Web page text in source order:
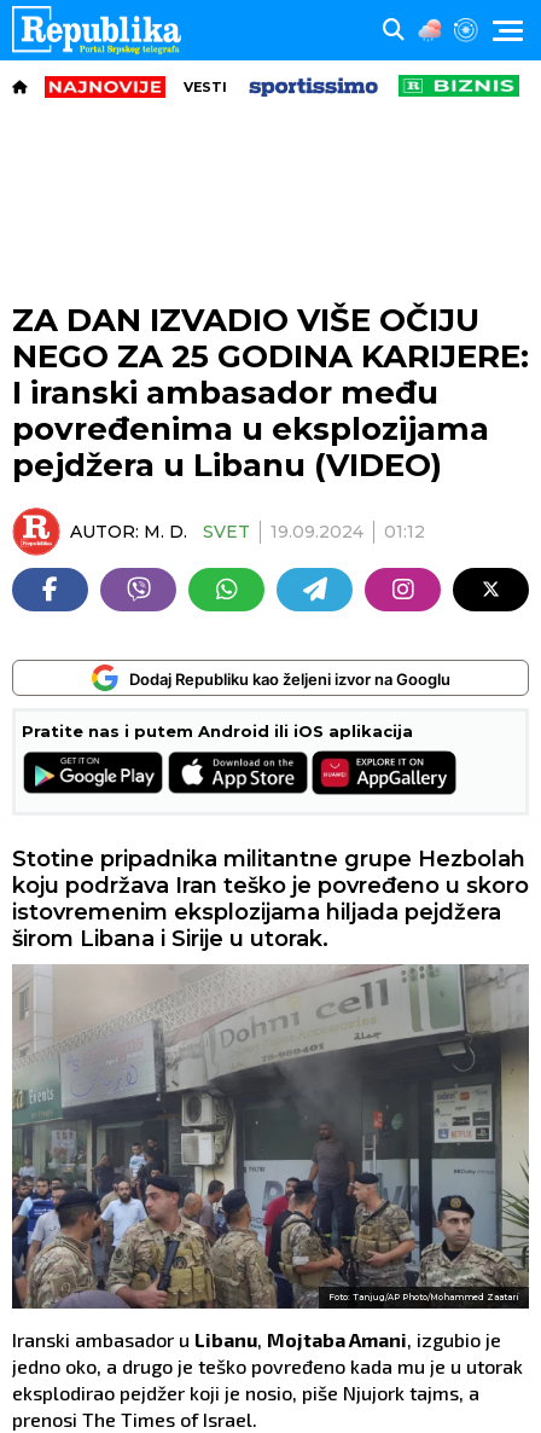
VESTI
ZA DAN IZVADIO VIŠE OČIJU
NEGO ZA 25 GODINA KARIJERE:
I iranski ambasador među
povređenima u eksplozijama
pejdžera u Libanu (VIDEO)
AUTOR: M. D. SVET 19.09.2024 01:12
Dodaj Republiku kao željeni izvor na Googlu
Pratite nas i putem Android ili iOS aplikacija
Stotine pripadnika militantne grupe Hezbolah
koju podržava Iran teško je povređeno u skoro
istovremenim eksplozijama hiljada pejdžera
širom Libana i Sirije u utorak.
Foto: Tanjug/AP Photo/Mohammed Zaatari
Iranski ambasador u Libanu, Mojtaba Amani, izgubio je
jedno oko, a drugo je teško povređeno kada mu je u utorak
eksplodirao pejdžer koji je nosio, piše Njujork tajms, a
prenosi The Times of Israel.